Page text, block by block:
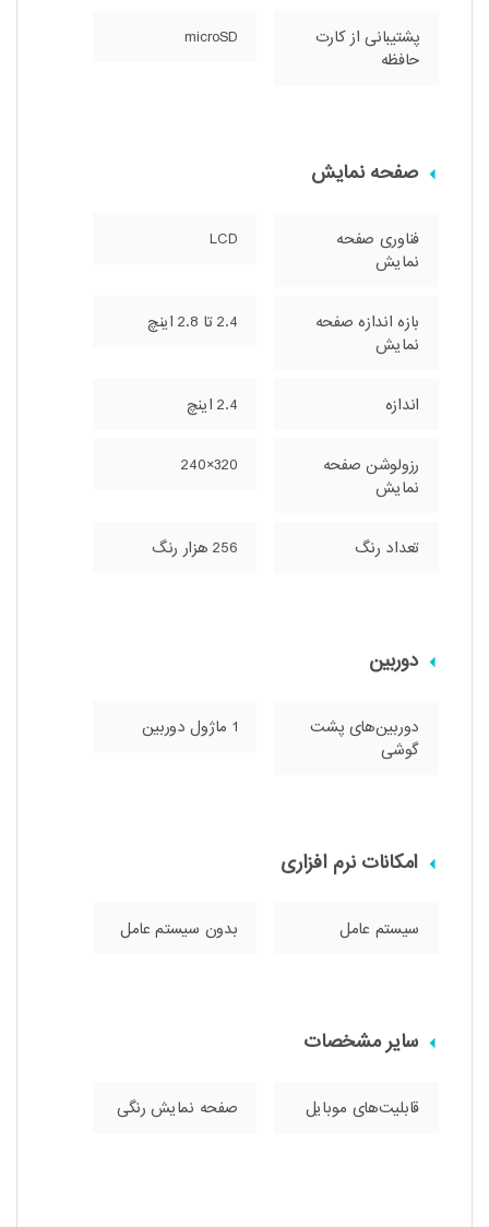
پشتیبانی از کارت
حافظه
microSD
صفحه نمایش
فناوری صفحه‌
نمایش
LCD
بازه‌ اندازه صفحه
نمایش
2.4 تا 2.8 اینچ
اندازه 2.4 اینچ
رزولوشن صفحه
نمایش
320×240
تعداد رنگ 256 هزار رنگ
دوربین
دوربین‌های پشت
گوشی
1 ماژول دوربین
امکانات نرم افزاری
سیستم عامل بدون سیستم عامل
سایر مشخصات
قابلیت‌های موبایل صفحه نمایش رنگی